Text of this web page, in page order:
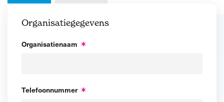
Organisatiegegevens
Organisatienaam
Telefoonnummer